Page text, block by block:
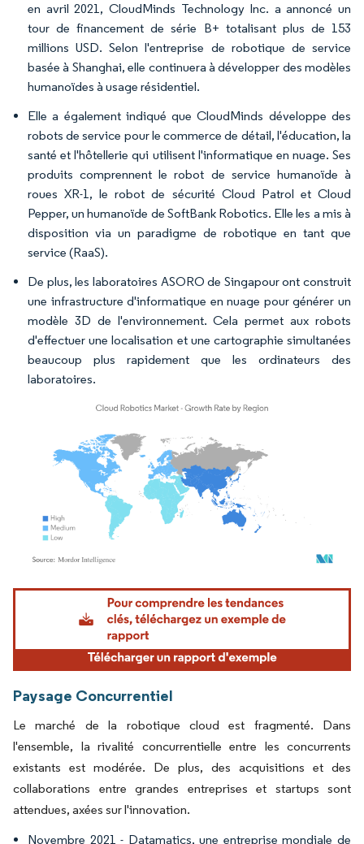
en avril 2021, CloudMinds Technology Inc. a annoncé un
tour de financement de série B+ totalisant plus de 153
millions USD. Selon l'entreprise de robotique de service
basée à Shanghai, elle continuera à développer des modèles
humanoïdes à usage résidentiel.
Elle a également indiqué que CloudMinds développe des
robots de service pour le commerce de détail, l'éducation, la
santé et l'hôtellerie qui utilisent l'informatique en nuage. Ses
produits comprennent le robot de service humanoïde à
roues XR-1, le robot de sécurité Cloud Patrol et Cloud
Pepper, un humanoïde de SoftBank Robotics. Elle les a mis à
disposition via un paradigme de robotique en tant que
service (RaaS).
De plus, les laboratoires ASORO de Singapour ont construit
une infrastructure d'informatique en nuage pour générer un
modèle 3D de l'environnement. Cela permet aux robots
d'effectuer une localisation et une cartographie simultanées
beaucoup plus rapidement que les ordinateurs des
laboratoires.
Image © Mordor Intelligence. La réutilisation nécessite une attribution sous CC BY
Paysage Concurrentiel
Le marché de la robotique cloud est fragmenté. Dans
l'ensemble, la rivalité concurrentielle entre les concurrents
existants est modérée. De plus, des acquisitions et des
collaborations entre grandes entreprises et startups sont
attendues, axées sur l'innovation.
Novembre 2021 - Datamatics, une entreprise mondiale de